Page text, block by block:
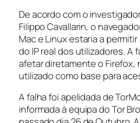
De acordo com o
Filippo Cavallarin, o
Mac e Linux estaria a
do IP real dos utilizadores. A
afetar diretamente o Firefox,
utilizado como base para
A falha foi apelidada de
informada à equipa do Tor